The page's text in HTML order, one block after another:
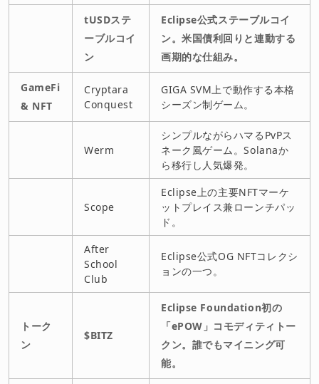
tUSDステ
ーブルコイ
ン
Eclipse公式ステーブルコイ
ン。米国債利回りと連動する
画期的な仕組み。
GameFi
& NFT
Cryptara
Conquest
GIGA SVM上で動作する本格
シーズン制ゲーム。
Werm
シンプルながらハマるPvPス
ネーク風ゲーム。Solanaか
ら移行し人気爆発。
Scope
Eclipse上の主要NFTマーケ
ットプレイス兼ローンチパッ
ド。
After
School
Club
Eclipse公式OG NFTコレクシ
ョンの一つ。
トーク
ン
$BITZ
Eclipse Foundation初の
「ePOW」コモディティトー
クン。誰でもマイニング可
能。